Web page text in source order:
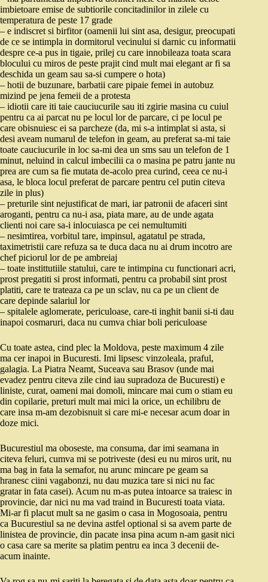
imbietoare emise de subtiorile concitadinilor in zilele cu
temperatura de peste 17 grade
– e indiscret si birfitor (oamenii lui sint asa, desigur, preocupati
de ce se intimpla in dormitorul vecinului si darnic cu informatii
despre ce-a pus in tigaie, prilej cu care innobileaza toata scara
blocului cu miros de peste prajit cind mult mai elegant ar fi sa
deschida un geam sau sa-si cumpere o hota)
– hotii de buzunare, barbatii care pipaie femei in autobuz
mizind pe jena femeii de a protesta
– idiotii care iti taie cauciucurile sau iti zgirie masina cu cuiul
pentru ca ai parcat nu pe locul lor de parcare, ci pe locul pe
care obisnuiesc ei sa parcheze (da, mi s-a intimplat si asta, si
desi aveam numarul de telefon in geam, au preferat sa-mi taie
toate cauciucurile in loc sa-mi dea un sms sau un telefon de 1
minut, neluind in calcul imbecilii ca o masina pe patru jante nu
prea are cum sa fie mutata de-acolo prea curind, ceea ce nu-i
asa, le bloca locul preferat de parcare pentru cel putin citeva
zile in plus)
– preturile sint nejustificat de mari, iar patronii de afaceri sint
aroganti, pentru ca nu-i asa, piata mare, au de unde agata
clienti noi care sa-i inlocuiasca pe cei nemultumiti
– nesimtirea, vorbitul tare, impinsul, agatatul pe strada,
taximetristii care refuza sa te duca daca nu ai drum incotro are
chef piciorul lor de pe ambreiaj
– toate instittutiile statului, care te intimpina cu functionari acri,
prost pregatiti si prost informati, pentru ca probabil sint prost
platiti, care te trateaza ca pe un sclav, nu ca pe un client de
care depinde salariul lor
– spitalele aglomerate, periculoase, care-ti inghit banii si-ti dau
inapoi cosmaruri, daca nu cumva chiar boli periculoase
Cu toate astea, cind plec la Moldova, peste maximum 4 zile
ma cer inapoi in Bucuresti. Imi lipsesc vinzoleala, praful,
galagia. La Piatra Neamt, Suceava sau Brasov (unde mai
evadez pentru citeva zile cind iau supradoza de Bucuresti) e
liniste, curat, oameni mai domoli, mincare mai cum o stiam eu
din copilarie, preturi mult mai mici la orice, un echilibru de
care insa m-am dezobisnuit si care mi-e necesar acum doar in
doze mici.
Bucurestiul ma oboseste, ma consuma, dar imi seamana in
citeva feluri, cumva mi se potriveste (desi eu nu miros urit, nu
ma bag in fata la semafor, nu arunc mincare pe geam sa
hranesc ciini vagabonzi, nu dau muzica tare si nici nu fac
gratar in fata casei). Acum nu m-as putea intoarce sa traiesc in
provincie, dar nici nu ma vad traind in Bucuresti toata viata.
Mi-ar fi placut mult sa ne gasim o casa in Mogosoaia, pentru
ca Bucurestiul sa ne devina astfel optional si sa avem parte de
linistea de provincie, din pacate insa pina acum n-am gasit nici
o casa care sa merite sa platim pentru ea inca 3 decenii de-
acum inainte.